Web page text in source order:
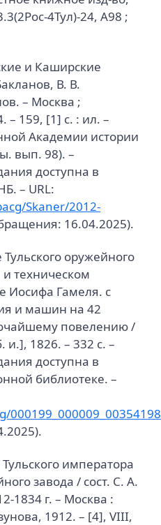
4Тул)-24, А98 ;
и Каширские
В. В.
– Москва ;
– 159, [1] с. : ил. –
Академии истории
вып. 98). –
доступна в
– URL:
Skaner/2012-
16.04.2025).
оружейного
техническом
Иосифа Гамеля. с
и машин на 42
повелению /
и.], 1826. – 332 с. –
доступна в
библиотеке. –
императора
завода / сост. С. А.
1834 г. – Москва :
1912. – [4], VIII,